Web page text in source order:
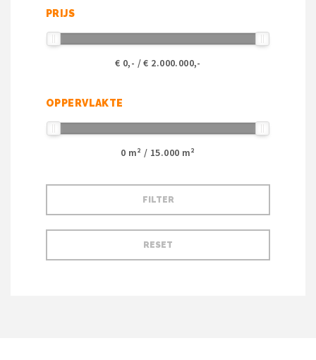
PRIJS
€ 0,- / € 2.000.000,-
OPPERVLAKTE
0 m² / 15.000 m²